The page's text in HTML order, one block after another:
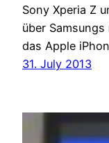
Sony Xperia Z
über
das Apple
31. July 2013